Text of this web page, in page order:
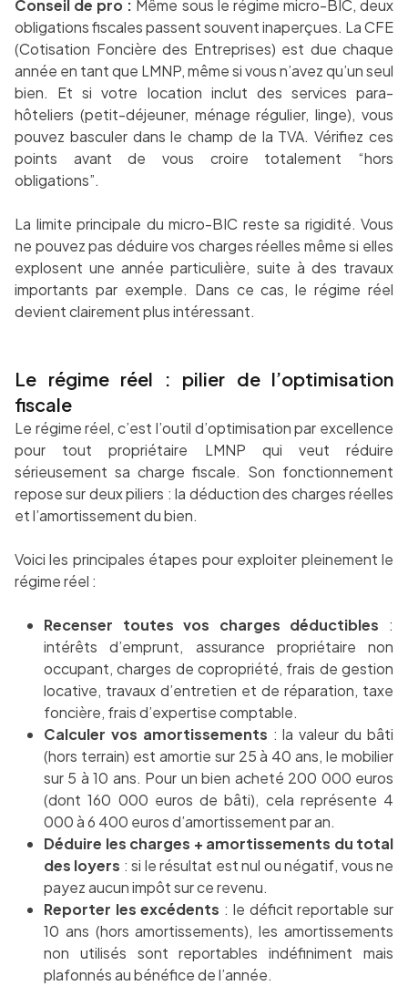
Conseil de pro : Même sous le régime micro-BIC, deux
obligations fiscales passent souvent inaperçues. La CFE
(Cotisation Foncière des Entreprises) est due chaque
année en tant que LMNP, même si vous n’avez qu’un seul
bien. Et si votre location inclut des services para-
hôteliers (petit-déjeuner, ménage régulier, linge), vous
pouvez basculer dans le champ de la TVA. Vérifiez ces
points avant de vous croire totalement “hors
obligations”.
La limite principale du micro-BIC reste sa rigidité. Vous
ne pouvez pas déduire vos charges réelles même si elles
explosent une année particulière, suite à des travaux
importants par exemple. Dans ce cas, le régime réel
devient clairement plus intéressant.
Le régime réel : pilier de l’optimisation
fiscale
Le régime réel, c’est l’outil d’optimisation par excellence
pour tout propriétaire LMNP qui veut réduire
sérieusement sa charge fiscale. Son fonctionnement
repose sur deux piliers : la déduction des charges réelles
et l’amortissement du bien.
Voici les principales étapes pour exploiter pleinement le
régime réel :
Recenser toutes vos charges déductibles :
intérêts d’emprunt, assurance propriétaire non
occupant, charges de copropriété, frais de gestion
locative, travaux d’entretien et de réparation, taxe
foncière, frais d’expertise comptable.
Calculer vos amortissements : la valeur du bâti
(hors terrain) est amortie sur 25 à 40 ans, le mobilier
sur 5 à 10 ans. Pour un bien acheté 200 000 euros
(dont 160 000 euros de bâti), cela représente 4
000 à 6 400 euros d’amortissement par an.
Déduire les charges + amortissements du total
des loyers : si le résultat est nul ou négatif, vous ne
payez aucun impôt sur ce revenu.
Reporter les excédents : le déficit reportable sur
10 ans (hors amortissements), les amortissements
non utilisés sont reportables indéfiniment mais
plafonnés au bénéfice de l’année.